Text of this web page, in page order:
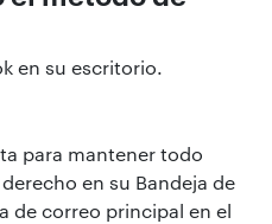
en su escritorio.
para mantener todo
en su Bandeja de
de correo principal en el